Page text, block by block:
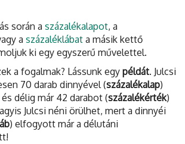
során a százalékalapot, a
a százaléklábat a másik kettő
ki egy egyszerű művelettel.
a fogalmak? Lássunk egy példát. Julcsi
70 darab dinnyével (százalékalap)
délig már 42 darabot (százalékérték)
Julcsi néni örülhet, mert a dinnyéi
) elfogyott már a délutáni